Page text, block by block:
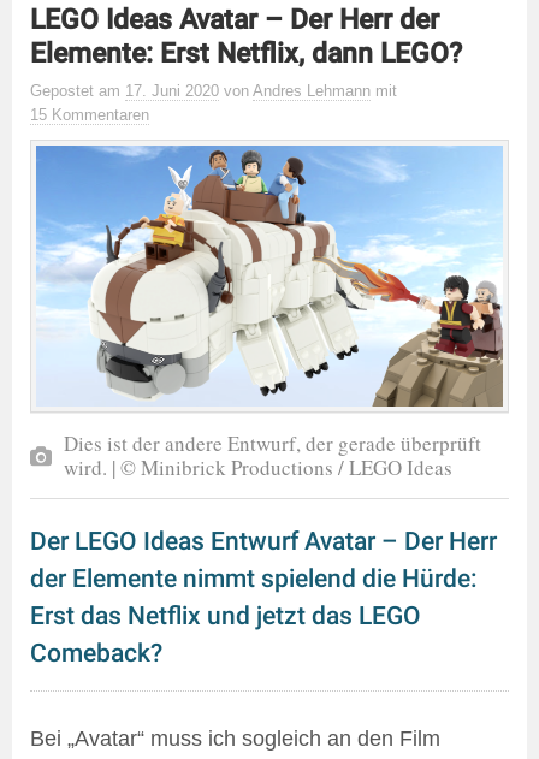
LEGO Ideas Avatar – Der Herr der
Elemente: Erst Netflix, dann LEGO?
Gepostet am 17. Juni 2020 von Andres Lehmann mit
15 Kommentaren
Dies ist der andere Entwurf, der gerade überprüft
wird. | © Minibrick Productions / LEGO Ideas
Der LEGO Ideas Entwurf Avatar – Der Herr
der Elemente nimmt spielend die Hürde:
Erst das Netflix und jetzt das LEGO
Comeback?
Bei „Avatar“ muss ich sogleich an den Film